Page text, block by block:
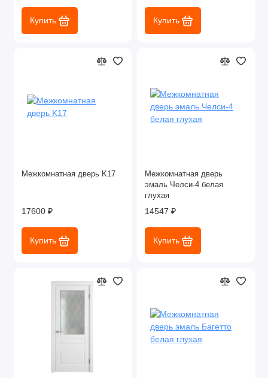
Купить Купить
Межкомнатная дверь K17
17600 ₽
Купить
Межкомнатная дверь
эмаль Челси-4 белая
глухая
14547 ₽
Купить